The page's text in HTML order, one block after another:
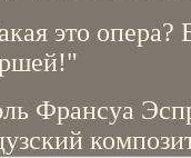
это опера?
Франсуа